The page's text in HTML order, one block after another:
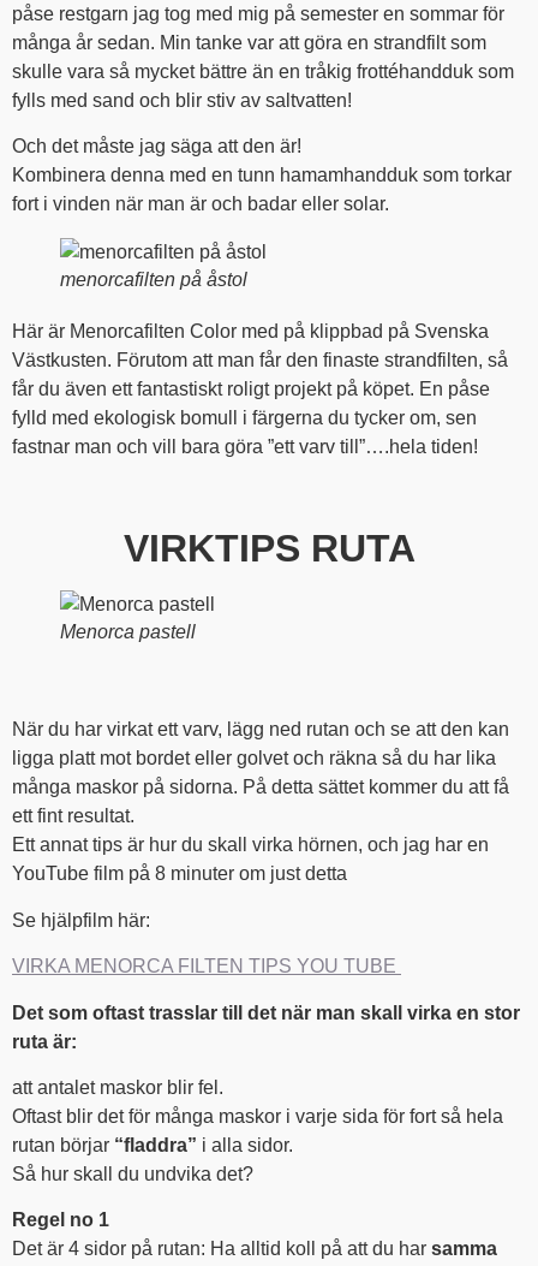
påse restgarn jag tog med mig på semester en sommar för
många år sedan. Min tanke var att göra en strandfilt som
skulle vara så mycket bättre än en tråkig frottéhandduk som
fylls med sand och blir stiv av saltvatten!
Och det måste jag säga att den är!
Kombinera denna med en tunn hamamhandduk som torkar
fort i vinden när man är och badar eller solar.
menorcafilten på åstol
Här är Menorcafilten Color med på klippbad på Svenska
Västkusten. Förutom att man får den finaste strandfilten, så
får du även ett fantastiskt roligt projekt på köpet. En påse
fylld med ekologisk bomull i färgerna du tycker om, sen
fastnar man och vill bara göra ”ett varv till”….hela tiden!
VIRKTIPS RUTA
Menorca pastell
När du har virkat ett varv, lägg ned rutan och se att den kan
ligga platt mot bordet eller golvet och räkna så du har lika
många maskor på sidorna. På detta sättet kommer du att få
ett fint resultat.
Ett annat tips är hur du skall virka hörnen, och jag har en
YouTube film på 8 minuter om just detta
Se hjälpfilm här:
VIRKA MENORCA FILTEN TIPS YOU TUBE
Det som oftast trasslar till det när man skall virka en stor
ruta är:
att antalet maskor blir fel.
Oftast blir det för många maskor i varje sida för fort så hela
rutan börjar “fladdra” i alla sidor.
Så hur skall du undvika det?
Regel no 1
Det är 4 sidor på rutan: Ha alltid koll på att du har samma